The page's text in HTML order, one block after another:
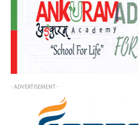
- ADVERTISEMENT -